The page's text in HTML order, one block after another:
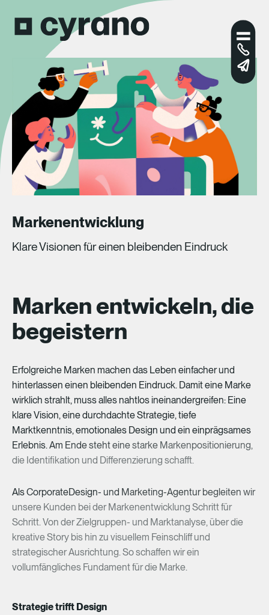
Markenentwicklung
Klare Visionen für einen bleibenden Eindruck
Marken entwickeln, die
begeistern
Erfolgreiche Marken machen das Leben einfacherund
hinterlassen einen bleibenden Eindruck. Damiteine Marke
wirklich strahlt, mussalles nahtlosineinandergreifen: Eine
klareVision, einedurchdachteStrategie, tiefe
Marktkenntnis, emotionales Design und ein einprägsames
Erlebnis. Am Endestehteinestarke Markenpositionierung,
die Identifikation und Differenzierung schafft.
AlsCorporateDesign- und Marketing-Agentur begleiten wir
unsere Kunden beider Markenentwicklung Schrittfür
Schritt. Von derZielgruppen- und Marktanalyse, überdie
kreativeStory bis hin zu visuellem Feinschliff und
strategischerAusrichtung. Soschaffen wirein
vollumfängliches Fundamentfürdie Marke.
Strategie trifft Design